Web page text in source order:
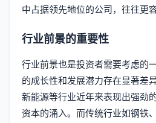
中占据领先地位的公司，往往更
行业前景的重要性
行业前景也是投资者需要考虑的
的成长性和发展潜力存在显著差
新能源等行业近年来表现出强劲
资本的涌入。而传统行业如钢铁